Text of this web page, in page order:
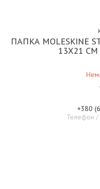
ПАПКА MOLESKINE
13Х21 СМ
+380
Телефон /